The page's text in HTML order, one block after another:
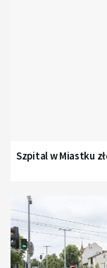
Szpital w Miastku